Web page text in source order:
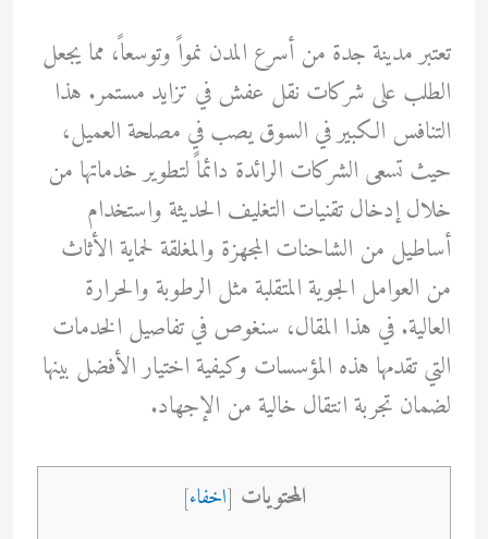
تعتبر مدينة جدة من أسرع المدن نمواً وتوسعاً، مما يجعل
الطلب على شركات نقل عفش في تزايد مستمر. هذا
التنافس الكبير في السوق يصب في مصلحة العميل،
حيث تسعى الشركات الرائدة دائماً لتطوير خدماتها من
خلال إدخال تقنيات التغليف الحديثة واستخدام
أساطيل من الشاحنات المجهزة والمغلقة لحماية الأثاث
من العوامل الجوية المتقلبة مثل الرطوبة والحرارة
العالية. في هذا المقال، سنغوص في تفاصيل الخدمات
التي تقدمها هذه المؤسسات وكيفية اختيار الأفضل بينها
لضمان تجربة انتقال خالية من الإجهاد.
المحتويات [اخفاء]